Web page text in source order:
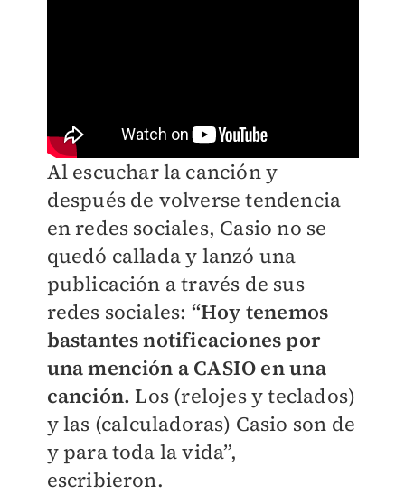
Al escuchar la canción y
después de volverse tendencia
en redes sociales, Casio no se
quedó callada y lanzó una
publicación a través de sus
redes sociales: “Hoy tenemos
bastantes notificaciones por
una mención a CASIO en una
canción.Los (relojes y teclados)
y las (calculadoras) Casio son de
y para toda la vida”,
escribieron.